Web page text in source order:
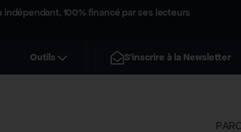
indépendant, 100% financé par ses lecteurs
Outils S'inscrire à la Newsletter